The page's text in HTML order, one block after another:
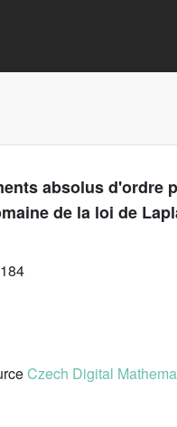
absolus
de la loi de
Czech Digital